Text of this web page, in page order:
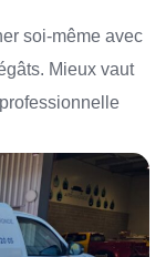
soi-même avec
Mieux vaut
professionnelle